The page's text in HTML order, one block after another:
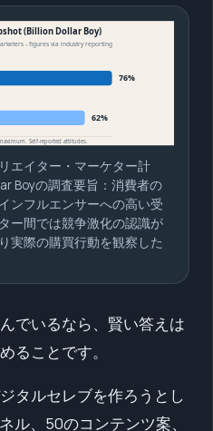
エイター・マーケター計
Boyの調査要旨：消費者の
ンフルエンサーへの高い受
ー間では競争激化の認識が
実際の購買行動を観察した
でいるなら、賢い答えは
ることです。
タルセレブを作ろうとし
ル、50のコンテンツ案、